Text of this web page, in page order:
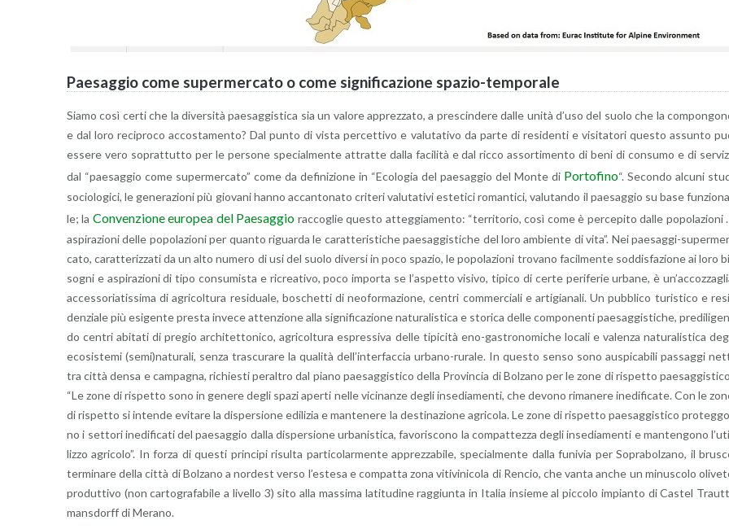
Pae­sag­gio come su­per­mer­ca­to o come si­gni­fi­ca­zio­ne spa­zio-tem­po­ra­le
Siamo così certi che la di­ver­si­tà pae­sag­gi­sti­ca sia un va­lo­re ap­prez­za­to, a pre­scin­de­re dalle unità d’uso del suolo che la
e dal loro re­ci­pro­co ac­co­sta­men­to? Dal punto di vista per­cet­ti­vo e va­lu­ta­ti­vo da parte di re­si­den­ti e vi­si­ta­to­ri que­sto as­sun­to
es­se­re vero so­prat­tut­to per le per­so­ne spe­cial­men­te at­trat­te dalla fa­ci­li­tà e dal ricco as­sor­ti­men­to di beni di con­su­mo e di
dal “pae­sag­gio come su­per­mer­ca­to” come da de­fi­ni­zio­ne in “Eco­lo­gia del pae­sag­gio del Monte di Por­to­fi­no“. Se­con­do al­cu­ni
so­cio­lo­gi­ci, le ge­ne­ra­zio­ni più gio­va­ni hanno ac­can­to­na­to cri­te­ri va­lu­ta­ti­vi este­ti­ci ro­man­ti­ci, va­lu­tan­do il pae­sag­gio su base
le; la Con­ven­zio­ne eu­ro­pea del Pae­sag­gio rac­co­glie que­sto at­teg­gia­men­to: “ter­ri­to­rio, così come è per­ce­pi­to dalle po­po­la­zio­ni
aspi­ra­zio­ni delle po­po­la­zio­ni per quan­to ri­guar­da le ca­rat­te­ri­sti­che pae­sag­gi­sti­che del loro am­bien­te di vita”. Nei pae­sag­gi-
ca­to, ca­rat­te­riz­za­ti da un alto nu­me­ro di usi del suolo di­ver­si in poco spa­zio, le po­po­la­zio­ni tro­va­no fa­cil­men­te sod­di­sfa­zio­ne ai loro
so­gni e aspi­ra­zio­ni di tipo con­su­mi­sta e ri­crea­ti­vo, poco im­por­ta se l’a­spet­to vi­si­vo, ti­pi­co di certe pe­ri­fe­rie ur­ba­ne, è
ac­ces­so­ria­tis­si­ma di agri­col­tu­ra re­si­dua­le, bo­schet­ti di neo­for­ma­zio­ne, cen­tri com­mer­cia­li e ar­ti­gia­na­li. Un pub­bli­co tu­ri­sti­co e
den­zia­le più esi­gen­te pre­sta in­ve­ce at­ten­zio­ne alla si­gni­fi­ca­zio­ne na­tu­ra­li­sti­ca e sto­ri­ca delle com­po­nen­ti pae­sag­gi­sti­che,
do cen­tri abi­ta­ti di pre­gio ar­chi­tet­to­ni­co, agri­col­tu­ra espres­si­va delle ti­pi­ci­tà eno-ga­stro­no­mi­che lo­ca­li e va­len­za na­tu­ra­li­sti­ca
eco­si­ste­mi (semi)na­tu­ra­li, senza tra­scu­ra­re la qua­li­tà del­l’in­ter­fac­cia ur­ba­no-ru­ra­le. In que­sto senso sono au­spi­ca­bi­li pas­sag­gi
tra città densa e cam­pa­gna, ri­chie­sti pe­ral­tro dal piano pae­sag­gi­sti­co della Pro­vin­cia di Bol­za­no per le zone di ri­spet­to
“Le zone di ri­spet­to sono in ge­ne­re degli spazi aper­ti nelle vi­ci­nan­ze degli in­se­dia­men­ti, che de­vo­no ri­ma­ne­re ine­di­fi­ca­te. Con le
di ri­spet­to si in­ten­de evi­ta­re la di­sper­sio­ne edi­li­zia e man­te­ne­re la de­sti­na­zio­ne agri­co­la. Le zone di ri­spet­to pae­sag­gi­sti­co
no i set­to­ri ine­di­fi­ca­ti del pae­sag­gio dalla di­sper­sio­ne ur­ba­ni­sti­ca, fa­vo­ri­sco­no la com­pat­tez­za degli in­se­dia­men­ti e man­ten­go­no
liz­zo agri­co­lo”. In forza di que­sti prin­ci­pi ri­sul­ta par­ti­co­lar­men­te ap­prez­za­bi­le, spe­cial­men­te dalla fu­ni­via per So­pra­bol­za­no, il
ter­mi­na­re della città di Bol­za­no a nor­de­st verso l’e­ste­sa e com­pat­ta zona vi­ti­vi­ni­co­la di Ren­cio, che vanta anche un mi­nu­sco­lo
pro­dut­ti­vo (non car­to­gra­fa­bi­le a li­vel­lo 3) sito alla mas­si­ma la­ti­tu­di­ne rag­giun­ta in Ita­lia in­sie­me al pic­co­lo im­pian­to di Ca­stel
man­sdorff di Me­ra­no.